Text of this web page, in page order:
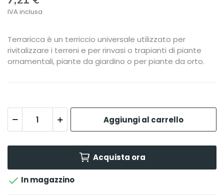
IVA inclusa
Terraricca è un terriccio universale utilizzato per
rivitalizzare i terreni e per rinvasi o trapianti di piante
ornamentali, piante da giardino o per piante da orto.
Aggiungi al carrello
Acquista ora
 In magazzino